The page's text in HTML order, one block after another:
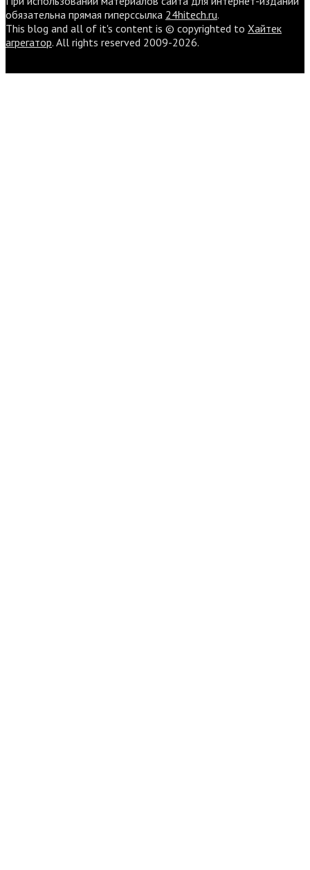
обязательна прямая гиперссылка 24hitech.ru.
This blog and all of it's content is © copyrighted to Хайтек
агрегатор. All rights reserved 2009-2026.